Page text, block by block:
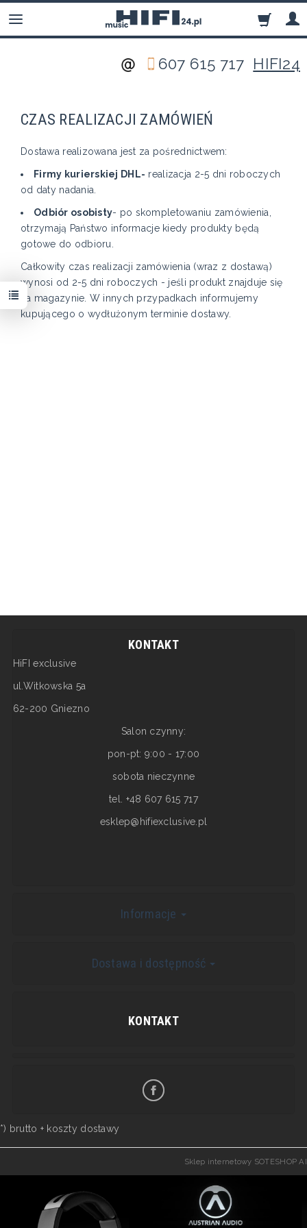
607 615 717 HIFI24
CZAS REALIZACJI ZAMÓWIEŃ
Dostawa realizowana jest za pośrednictwem:
Firmy kurierskiej DHL- realizacja 2-5 dni roboczych
od daty nadania.
Odbiór osobisty- po skompletowaniu zamówienia,
otrzymają Państwo informacje kiedy produkty będą
gotowe do odbioru.
Całkowity czas realizacji zamówienia (wraz z dostawą)
wynosi od 2-5 dni roboczych - jeśli produkt znajduje się
na magazynie. W innych przypadkach informujemy
kupującego o wydłużonym terminie dostawy.
KONTAKT
HiFI exclusive
ul.Witkowska 5a
62-200 Gniezno
Salon czynny:
pon-pt: 9:00 - 17:00
sobota nieczynne
tel. +48 607 615 717
esklep@hifiexclusive.pl
Informacje
Dostawa i dostępność
KONTAKT
*) brutto + koszty dostawy
Sklep internetowy SOTESHOP AI